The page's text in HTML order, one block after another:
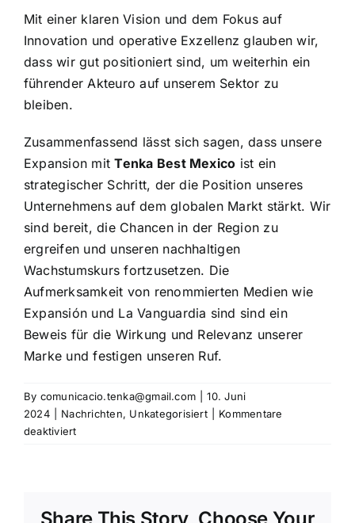
Mit einer klaren Vision und dem Fokus auf
Innovation und operative Exzellenz glauben wir,
dass wir gut positioniert sind, um weiterhin ein
führender Akteuroauf unserem Sektor zu
bleiben.
Zusammenfassend lässt sich sagen, dass unsere
Expansion mitTenka Best Mexico ist ein
strategischer Schritt, der die Position unseres
Unternehmens auf dem globalen Markt stärkt. Wir
sind bereit, die Chancen in der Region zu
ergreifen und unseren nachhaltigen
Wachstumskurs fortzusetzen. Die
Aufmerksamkeit von renommierten Medien wie
Expansión und La Vanguardia sind sind ein
Beweis für die Wirkung und Relevanz unserer
Marke und festigen unseren Ruf.
By comunicacio.tenka@gmail.com
10. Juni
2024
Nachrichten, Unkategorisiert
Kommentare
deaktiviertfür
Expansion